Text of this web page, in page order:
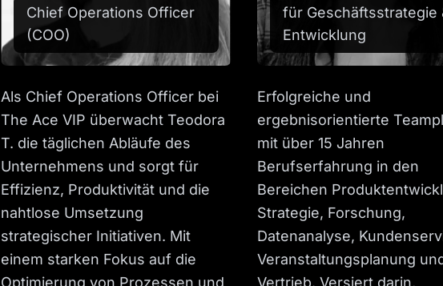
Chief Operations Officer
(COO)
Als Chief Operations Officer bei
The Ace VIP überwacht Teodora
T. die täglichen Abläufe des
Unternehmens und sorgt für
Effizienz, Produktivität und die
nahtlose Umsetzung
strategischer Initiativen. Mit
einem starken Fokus auf die
Optimierung von Prozessen und
für Geschäftsstrategie
Entwicklung
Erfolgreiche und
ergebnisorientierte
mit über 15 Jahren
Berufserfahrung in den
Bereichen
Strategie, Forschung,
Datenanalyse,
Veranstaltungsplanung
Vertrieb. Versiert darin,